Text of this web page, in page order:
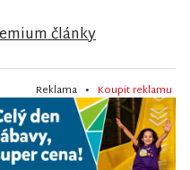
články
Reklama • Koupit reklamu